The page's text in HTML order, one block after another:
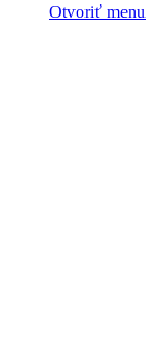
Otvoriť menu